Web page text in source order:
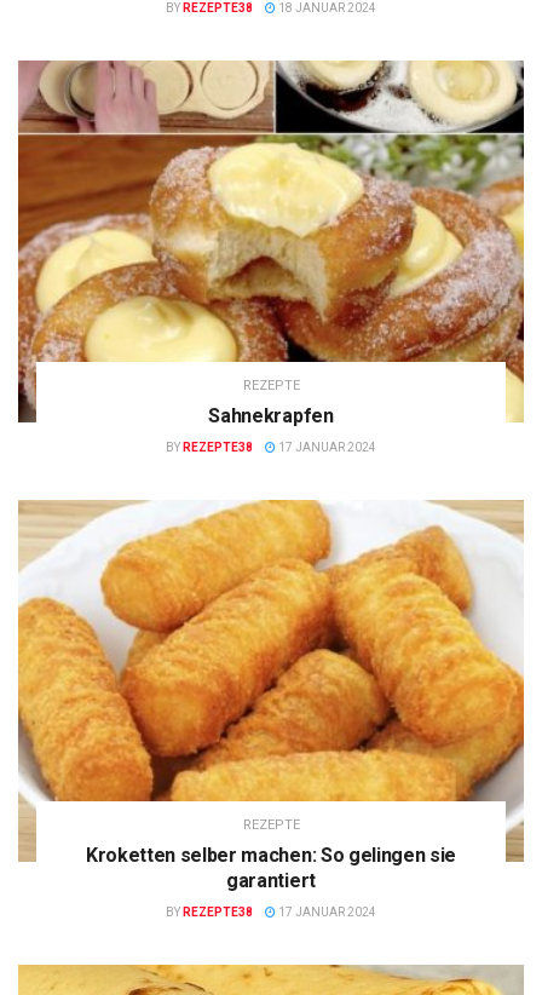
BY REZEPTE38 18 JANUAR 2024
REZEPTE
Sahnekrapfen
BY REZEPTE38 17 JANUAR 2024
REZEPTE
Kroketten selber machen: So gelingen sie
garantiert
BY REZEPTE38 17 JANUAR 2024